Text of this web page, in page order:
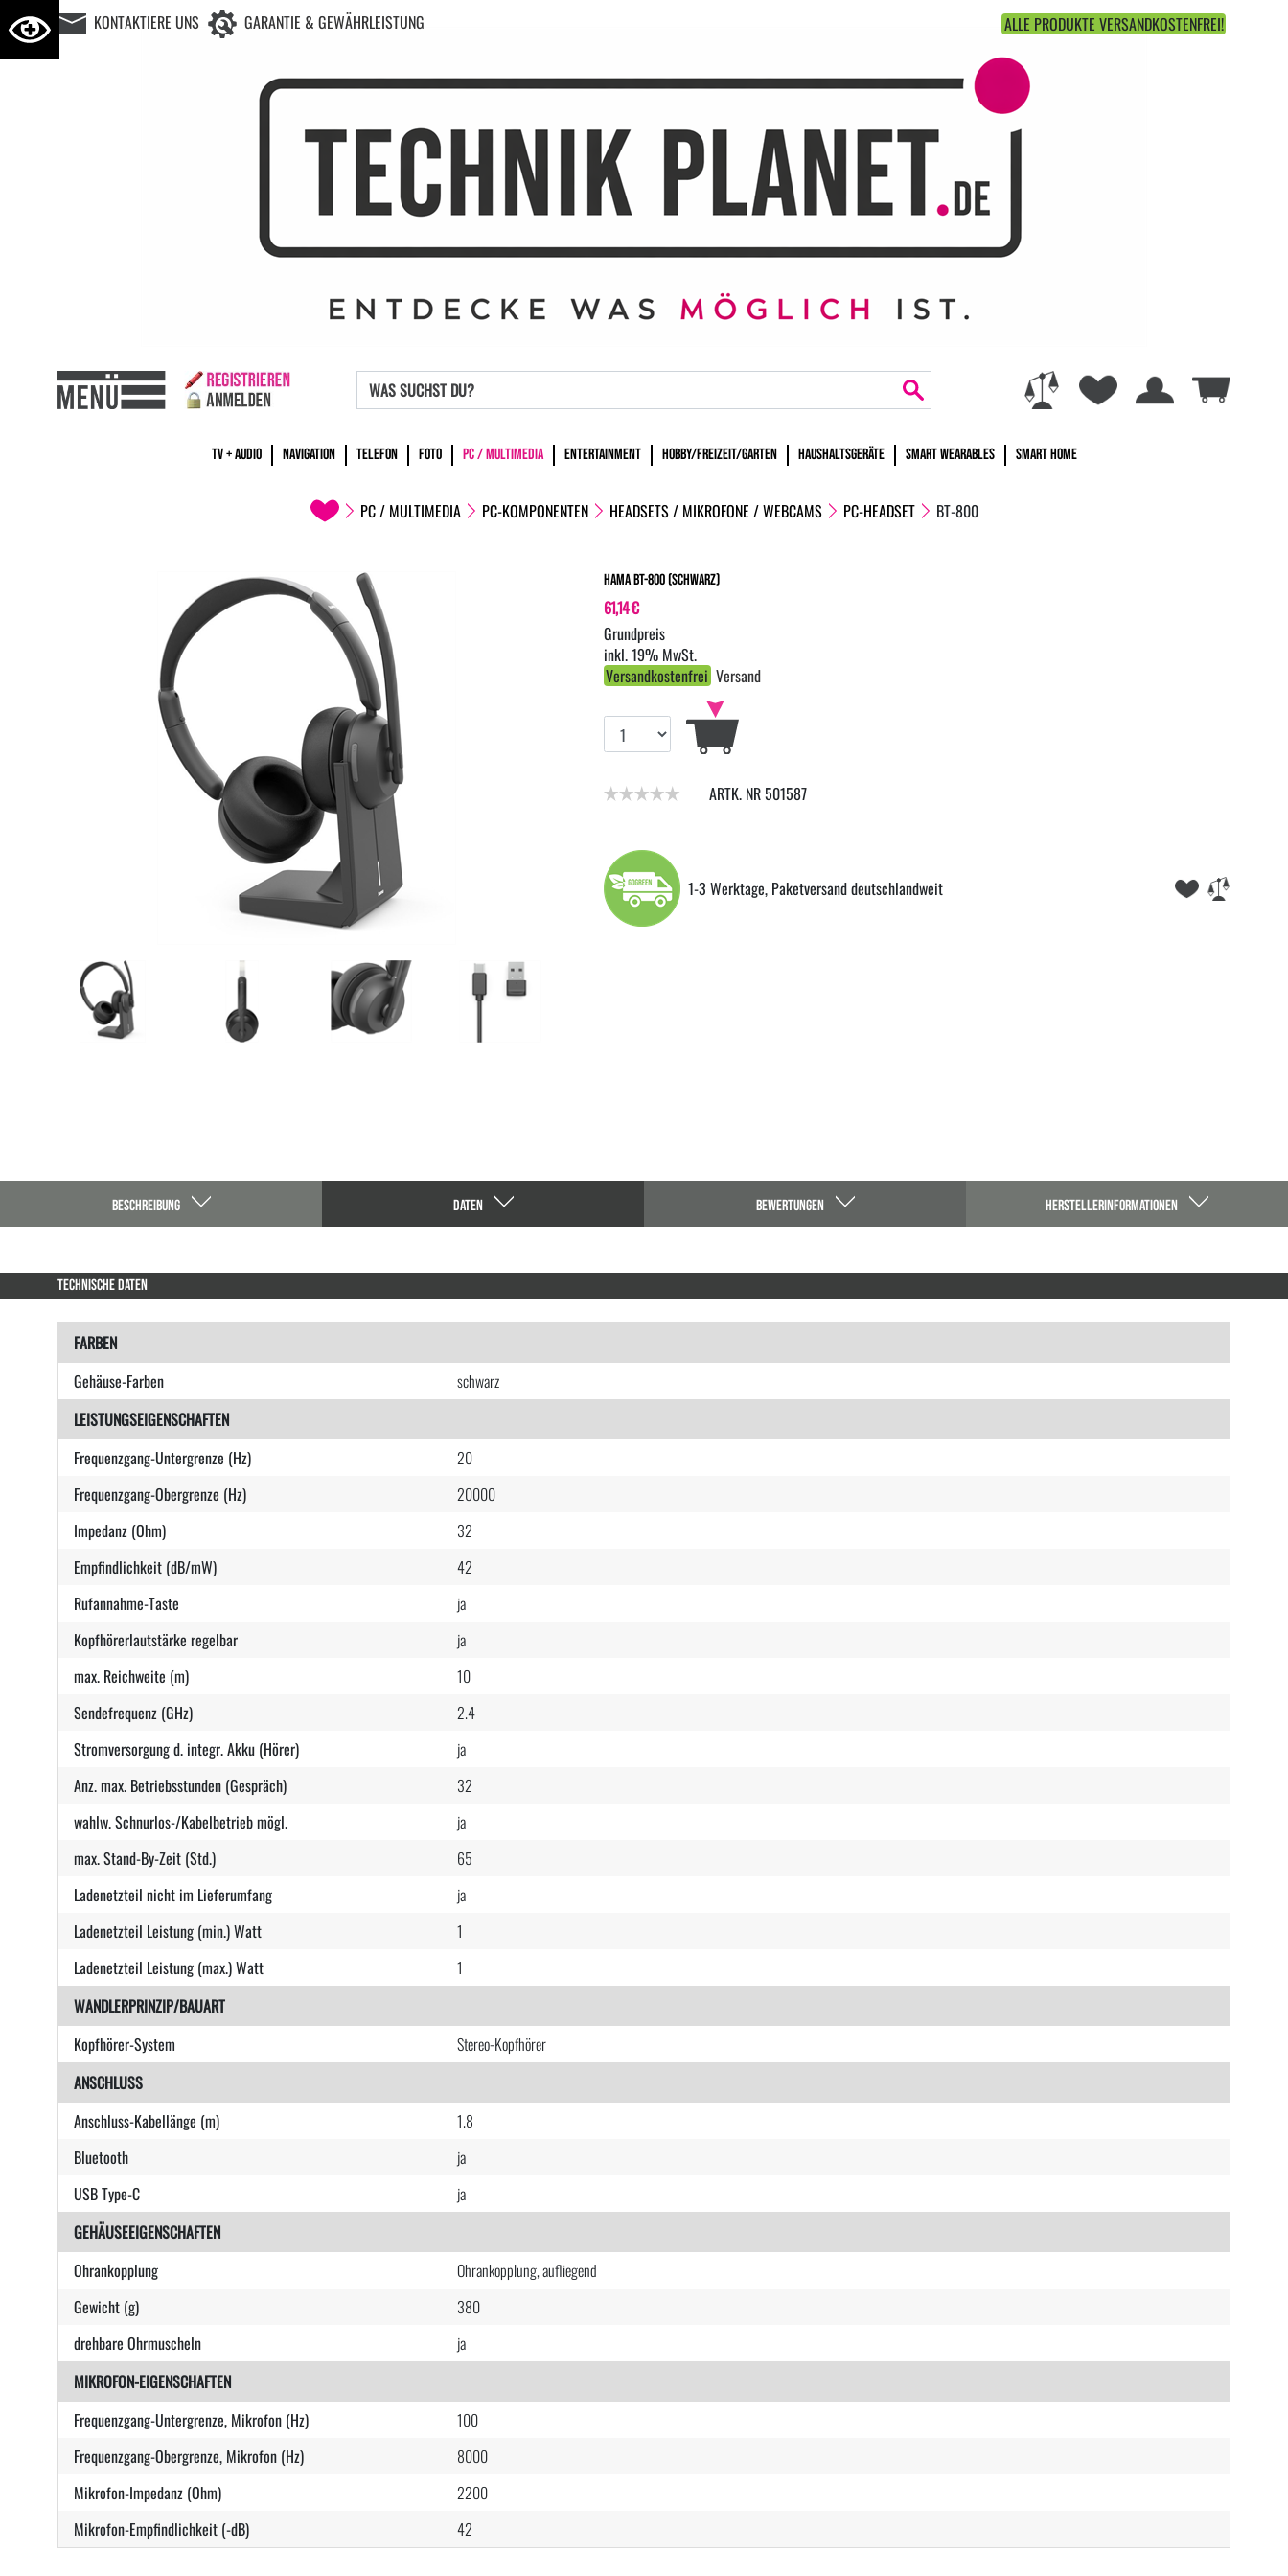
KONTAKTIERE UNS GARANTIE & GEWÄHRLEISTUNG ALLE PRODUKTE VERSANDKOSTENFREI!
TV + AUDIO NAVIGATION TELEFON FOTO PC / MULTIMEDIA ENTERTAINMENT HOBBY/FREIZEIT/GARTEN HAUSHALTSGERÄTE SMART WEARABLES SMART HOME
PC / MULTIMEDIA PC-KOMPONENTEN HEADSETS / MIKROFONE / WEBCAMS PC-HEADSET BT-800
Hama BT-800 (Schwarz)
ARTK. NR 501587
1-3 Werktage, Paketversand deutschlandweit
61,14 €
inkl. 19% MwSt.
Versandkostenfrei Versand
BESCHREIBUNG DATEN BEWERTUNGEN HERSTELLERINFORMATIONEN
TECHNISCHE DATEN
FARBEN
Gehäuse-Farben
schwarz
LEISTUNGSEIGENSCHAFTEN
Frequenzgang-Untergrenze (Hz)
20
Frequenzgang-Obergrenze (Hz)
20000
Impedanz (Ohm)
32
Empfindlichkeit (dB/mW)
42
Rufannahme-Taste
ja
Kopfhörerlautstärke regelbar
ja
max. Reichweite (m)
10
Sendefrequenz (GHz)
2.4
Stromversorgung d. integr. Akku (Hörer)
ja
Anz. max. Betriebsstunden (Gespräch)
32
wahlw. Schnurlos-/Kabelbetrieb mögl.
ja
max. Stand-By-Zeit (Std.)
65
Ladenetzteil nicht im Lieferumfang
ja
Ladenetzteil Leistung (min.) Watt
1
Ladenetzteil Leistung (max.) Watt
1
WANDLERPRINZIP/BAUART
Kopfhörer-System
Stereo-Kopfhörer
ANSCHLUSS
Anschluss-Kabellänge (m)
1.8
Bluetooth
ja
USB Type-C
ja
GEHÄUSEEIGENSCHAFTEN
Ohrankopplung
Ohrankopplung, aufliegend
Gewicht (g)
380
drehbare Ohrmuscheln
ja
MIKROFON-EIGENSCHAFTEN
Frequenzgang-Untergrenze, Mikrofon (Hz)
100
Frequenzgang-Obergrenze, Mikrofon (Hz)
8000
Mikrofon-Impedanz (Ohm)
2200
Mikrofon-Empfindlichkeit (-dB)
42